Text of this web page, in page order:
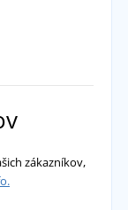
zákazníkov,